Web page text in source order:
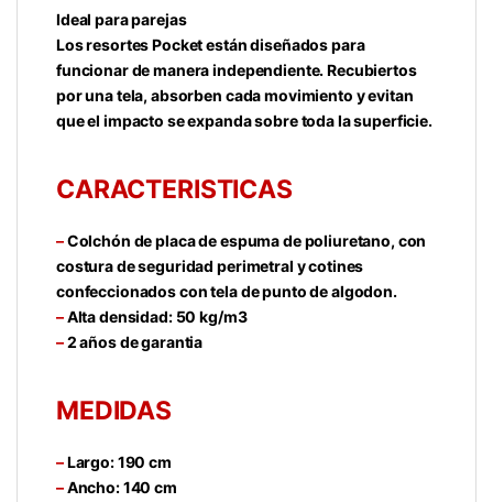
Ideal para parejas
Los resortes Pocket están diseñados para
funcionar de manera independiente. Recubiertos
por una tela, absorben cada movimiento y evitan
que el impacto se expanda sobre toda la superficie.
CARACTERISTICAS
–Colchón de placa de espuma de poliuretano, con
costura de seguridad perimetral y cotines
confeccionados con tela de punto de algodon.
–Alta densidad: 50 kg/m3
–2 años de garantia
MEDIDAS
–Largo: 190 cm
–Ancho: 140 cm